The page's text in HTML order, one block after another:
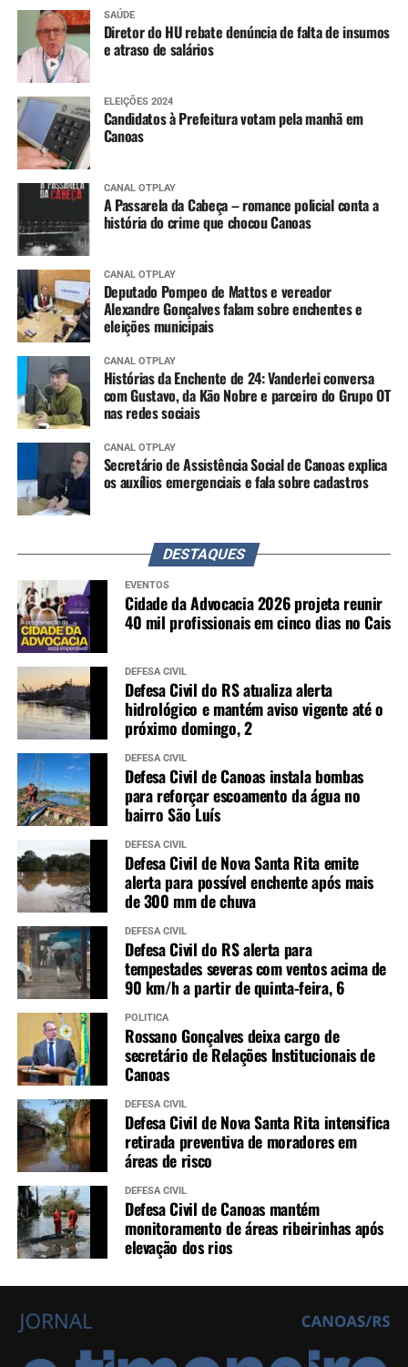
SAÚDE
Diretor do HU rebate denúncia de falta de insumos
e atraso de salários
ELEIÇÕES 2024
Candidatos à Prefeitura votam pela manhã em
Canoas
CANAL OTPLAY
A Passarela da Cabeça – romance policial conta a
história do crime que chocou Canoas
CANAL OTPLAY
Deputado Pompeo de Mattos e vereador
Alexandre Gonçalves falam sobre enchentes e
eleições municipais
CANAL OTPLAY
Histórias da Enchente de 24: Vanderlei conversa
com Gustavo, da Kão Nobre e parceiro do Grupo OT
nas redes sociais
CANAL OTPLAY
Secretário de Assistência Social de Canoas explica
os auxílios emergenciais e fala sobre cadastros
DESTAQUES
EVENTOS
Cidade da Advocacia 2026 projeta reunir
40 mil profissionais em cinco dias no Cais
DEFESA CIVIL
Defesa Civil do RS atualiza alerta
hidrológico e mantém aviso vigente até o
próximo domingo, 2
DEFESA CIVIL
Defesa Civil de Canoas instala bombas
para reforçar escoamento da água no
bairro São Luís
DEFESA CIVIL
Defesa Civil de Nova Santa Rita emite
alerta para possível enchente após mais
de 300 mm de chuva
DEFESA CIVIL
Defesa Civil do RS alerta para
tempestades severas com ventos acima de
90 km/h a partir de quinta-feira, 6
POLÍTICA
Rossano Gonçalves deixa cargo de
secretário de Relações Institucionais de
Canoas
DEFESA CIVIL
Defesa Civil de Nova Santa Rita intensifica
retirada preventiva de moradores em
áreas de risco
DEFESA CIVIL
Defesa Civil de Canoas mantém
monitoramento de áreas ribeirinhas após
elevação dos rios